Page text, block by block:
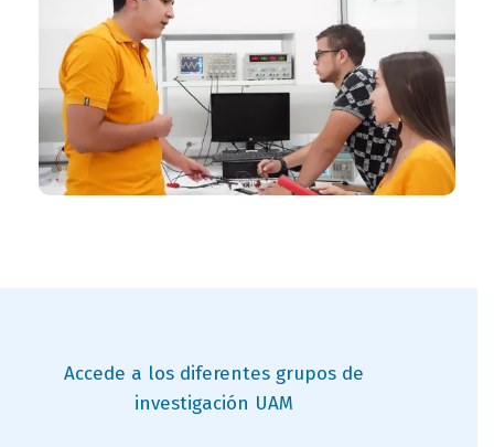
titulo
bloque
Accede a los diferentes grupos de
investigación UAM